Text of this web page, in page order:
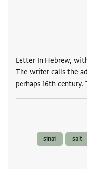
Letter In Hebrew,
The writer calls the
perhaps 16th
salt
sinai